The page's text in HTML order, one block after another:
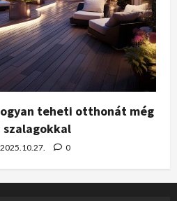
teheti otthonát még
szalagokkal
2025.10.27. 0